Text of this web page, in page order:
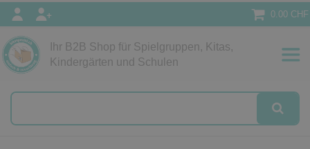
0.00 CHF
Ihr B2B Shop für Spielgruppen, Kitas,
Kindergärten und Schulen
Papeterie